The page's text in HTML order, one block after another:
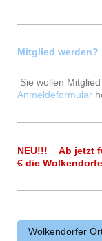
Mitglied werden?
Sie wollen
Anmeldeformular
NEU!!! Ab jetzt
€ die
Wolkendorfer